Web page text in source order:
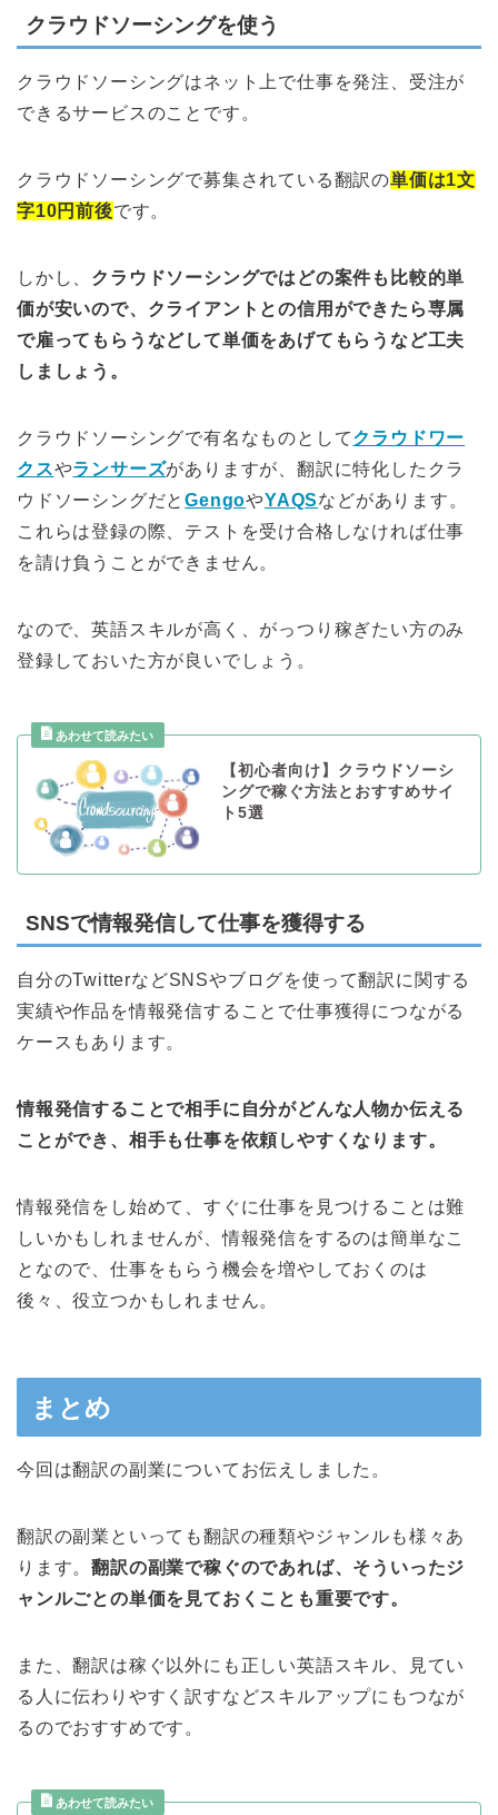
クラウドソーシングを使う
クラウドソーシングはネット上で仕事を発注、受注が
できるサービスのことです。
クラウドソーシングで募集されている翻訳の単価は1文
字10円前後です。
しかし、 クラウドソーシングではどの案件も比較的単
価が安いので、クライアントとの信用ができたら専属
で雇ってもらうなどして単価をあげてもらうなど工夫
しましょう。
クラウドソーシングで有名なものとしてクラウドワー
クスやランサーズがありますが、翻訳に特化したクラ
ウドソーシングだとGengoやYAQSなどがあります。
これらは登録の際、テストを受け合格しなければ仕事
を請け負うことができません。
なので、英語スキルが高く、がっつり稼ぎたい方のみ
登録しておいた方が良いでしょう。
【初心者向け】クラウドソーシ
ングで稼ぐ方法とおすすめサイ
ト5選
SNSで情報発信して仕事を獲得する
自分のTwitterなどSNSやブログを使って翻訳に関する
実績や作品を情報発信することで仕事獲得につながる
ケースもあります。
情報発信することで相手に自分がどんな人物か伝える
ことができ、相手も仕事を依頼しやすくなります。
情報発信をし始めて、すぐに仕事を見つけることは難
しいかもしれませんが、情報発信をするのは簡単なこ
となので、仕事をもらう機会を増やしておくのは
後々、役立つかもしれません。
まとめ
今回は翻訳の副業についてお伝えしました。
翻訳の副業といっても翻訳の種類やジャンルも様々あ
ります。翻訳の副業で稼ぐのであれば、そういったジ
ャンルごとの単価を見ておくことも重要です。
また、翻訳は稼ぐ以外にも正しい英語スキル、見てい
る人に伝わりやすく訳すなどスキルアップにもつなが
るのでおすすめです。